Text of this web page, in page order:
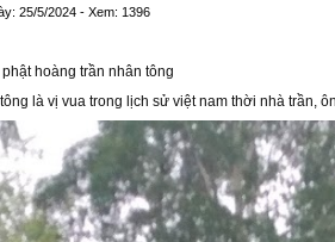
25/5/2024 - Xem: 1396
hoàng trần nhân tông
là vị vua trong lịch sử việt nam thời nhà trần,